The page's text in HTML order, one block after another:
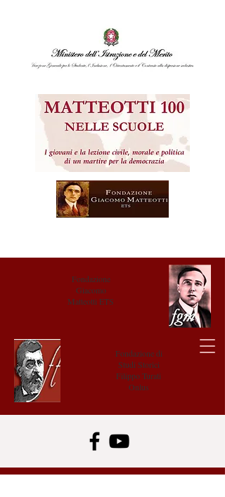
Fondazione
Giacomo
Matteotti ETS
Fondazione di
Studi Storici
Filippo Turati
Onlus